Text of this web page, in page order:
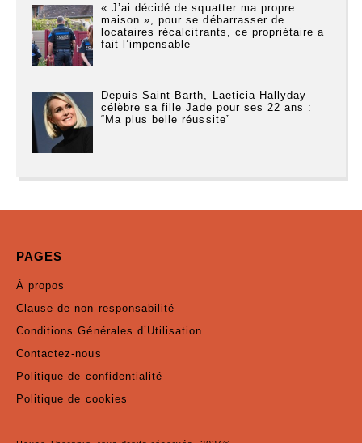
« J’ai décidé de squatter ma propre
maison », pour se débarrasser de
locataires récalcitrants, ce propriétaire a
fait l’impensable
Depuis Saint-Barth, Laeticia Hallyday
célèbre sa fille Jade pour ses 22 ans :
“Ma plus belle réussite”
PAGES
À propos
Clause de non-responsabilité
Conditions Générales d’Utilisation
Contactez-nous
Politique de confidentialité
Politique de cookies